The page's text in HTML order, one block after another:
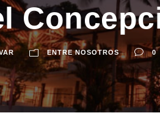
ENTRE NOSOTROS 0